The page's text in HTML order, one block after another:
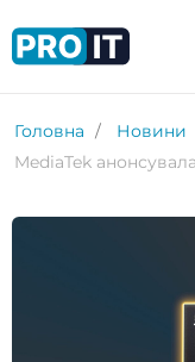
Головна
Новини